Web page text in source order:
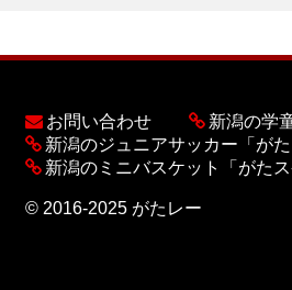
お問い合わせ
新潟の学
新潟のジュニアサッカー「がた
新潟のミニバスケット「がたス
© 2016-2025 がたレー